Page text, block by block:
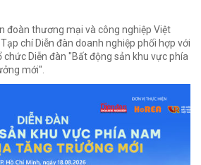
đoàn thương mại và công nghiệp Việt
chí Diễn đàn doanh nghiệp phối hợp với
Diễn đàn "Bất động sản khu vực phía
mới".